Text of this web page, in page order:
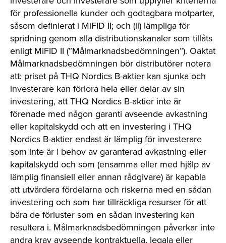
för professionella kunder och godtagbara motparter,
såsom definierat i MiFID II; och (ii) lämpliga för
spridning genom alla distributionskanaler som tillåts
enligt MiFID II (”Målmarknadsbedömningen”). Oaktat
Målmarknadsbedömningen bör distributörer notera
att: priset på THQ Nordics B-aktier kan sjunka och
investerare kan förlora hela eller delar av sin
investering, att THQ Nordics B-aktier inte är
förenade med någon garanti avseende avkastning
eller kapitalskydd och att en investering i THQ
Nordics B-aktier endast är lämplig för investerare
som inte är i behov av garanterad avkastning eller
kapitalskydd och som (ensamma eller med hjälp av
lämplig finansiell eller annan rådgivare) är kapabla
att utvärdera fördelarna och riskerna med en sådan
investering och som har tillräckliga resurser för att
bära de förluster som en sådan investering kan
resultera i. Målmarknadsbedömningen påverkar inte
andra krav avseende kontraktuella, legala eller